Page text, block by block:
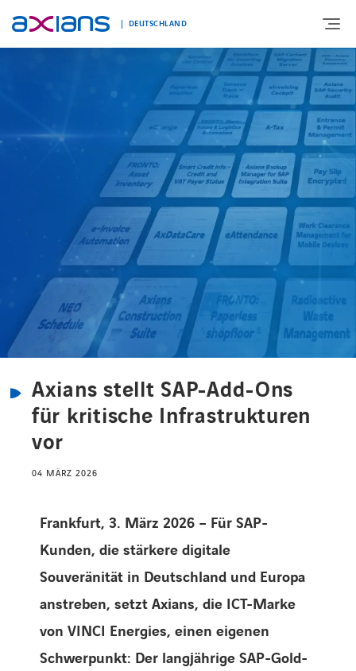
DEUTSCHLAND
PORTFOLIO
PRODUKTE
BRANCHEN
NEWS UND INSIGHTS
REFERENZEN
KARRIERE
Karriere
Subunternehmer
Kontakt
Axians stellt SAP-Add-Ons
für kritische Infrastrukturen
vor
04 MÄRZ 2026
Frankfurt, 3. März 2026 – Für SAP-
Kunden, die stärkere digitale
Souveränität in Deutschland und Europa
anstreben, setzt Axians, die ICT-Marke
von VINCI Energies, einen eigenen
Schwerpunkt: Der langjährige SAP-Gold-